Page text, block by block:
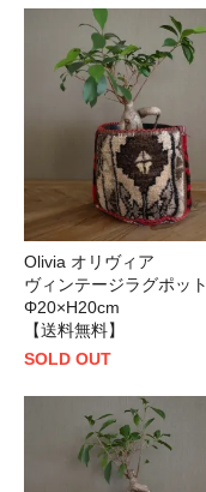
Olivia オリヴィア
ヴィンテージラグポット
Φ20×H20cm
【送料無料】
SOLD OUT